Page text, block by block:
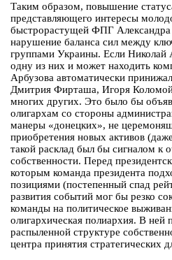
Таким образом, повышение
представляющего интересы
быстрорастущей ФПГ Александра
нарушение баланса сил между
группами Украины. Если Николай
одну из них и может находить
Арбузова автоматически
Дмитрия Фирташа, Игоря
многих других. Это было бы
олигархам со стороны
манеры «донецких», не
приобретения новых активов
такой расклад был бы сигналом к
собственности. Перед
которым команда президента
позициями (постепенный спад
развития событий мог бы резко
команды на политическое
олигархическая полиархия. В
распыленной структуре
центра принятия стратегических